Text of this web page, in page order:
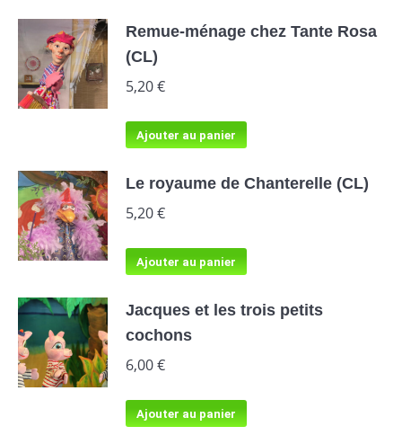
Remue-ménage chez Tante Rosa
(CL)
5,20€
Ajouter au panier
Le royaume de Chanterelle (CL)
5,20€
Ajouter au panier
Jacques et les trois petits
cochons
6,00€
Ajouter au panier